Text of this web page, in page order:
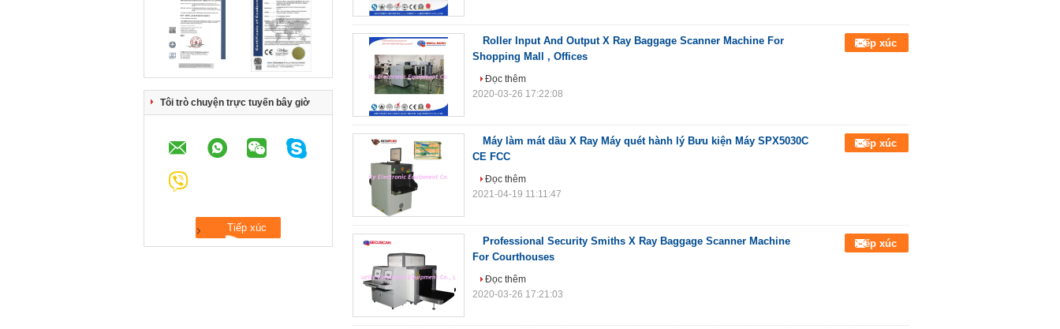
Tôi trò chuyện trực tuyến bây giờ
Roller Input And Output X Ray Baggage Scanner Machine For
Shopping Mall , Offices
Tiếp xúc
Đọc thêm
2020-03-26 17:22:08
Máy làm mát dầu X Ray Máy quét hành lý Bưu kiện Máy SPX5030C
CE FCC
Tiếp xúc
Đọc thêm
2021-04-19 11:11:47
Professional Security Smiths X Ray Baggage Scanner Machine
For Courthouses
Tiếp xúc
Đọc thêm
2020-03-26 17:21:03